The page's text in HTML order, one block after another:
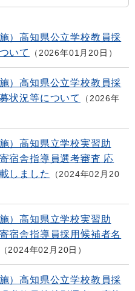
）高知県公立学校教員採
いて
2026年01月20日
）高知県公立学校教員採
状況等について
2026年
）高知県立学校実習助
宿舎指導員選考審査 応
しました
2024年02月20
）高知県立学校実習助
宿舎指導員採用候補者名
2024年02月20日
）高知県公立学校教員採